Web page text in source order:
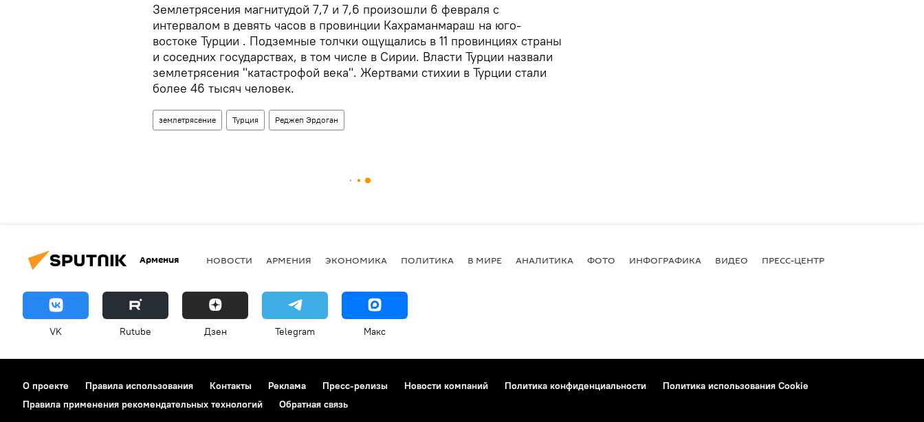
Землетрясения магнитудой 7,7 и 7,6 произошли 6 февраля с
интервалом в девять часов в провинции Кахраманмараш на юго-
востоке Турции . Подземные толчки ощущались в 11 провинциях страны
и соседних государствах, в том числе в Сирии. Власти Турции назвали
землетрясения "катастрофой века". Жертвами стихии в Турции стали
более 46 тысяч человек.
землетрясение Турция Реджеп Эрдоган
Армения НОВОСТИ АРМЕНИЯ ЭКОНОМИКА ПОЛИТИКА В МИРЕ АНАЛИТИКА ФОТО ИНФОГРАФИКА ВИДЕО ПРЕСС-ЦЕНТР
VK Rutube Дзен Telegram Макс
О проекте Правила использования Контакты Реклама Пресс-релизы Новости компаний Политика конфиденциальности
Политика использования Cookie
Правила применения рекомендательных технологий
Обратная связь